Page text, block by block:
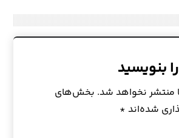
بنویسید
منتشر نخواهد شد. بخش‌های
شده‌اند *